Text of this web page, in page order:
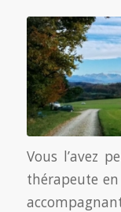
Dominique
Vous l’avez
thérapeute